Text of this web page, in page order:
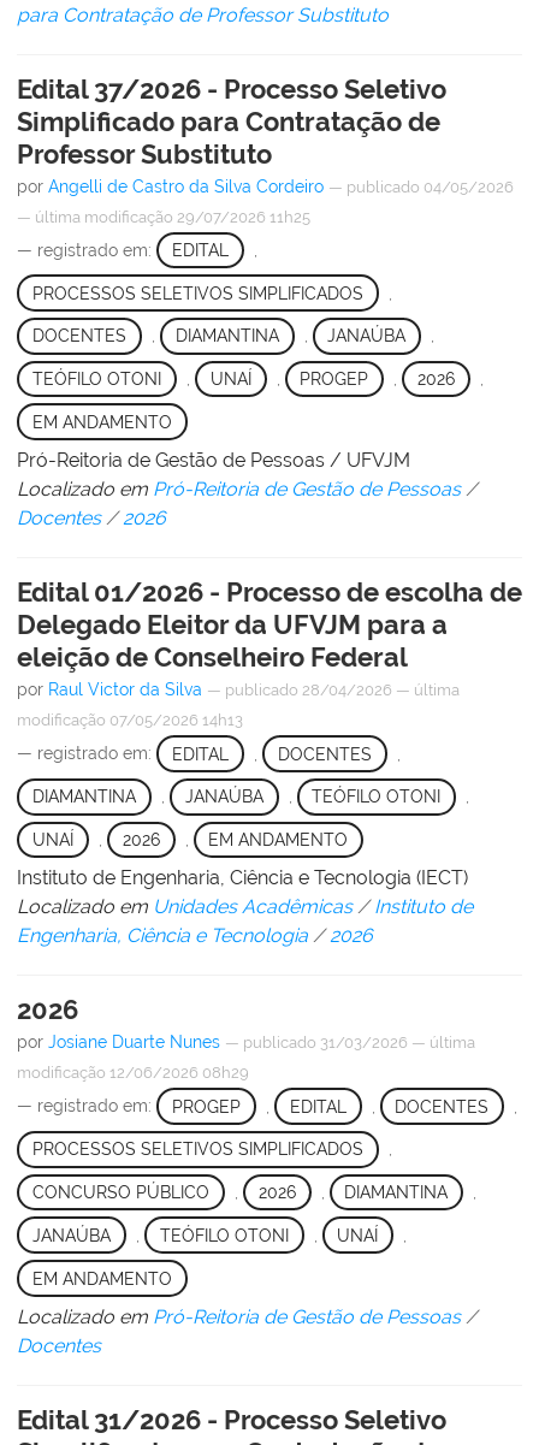
para Contratação de Professor Substituto
Edital 37/2026 - Processo Seletivo
Simplificado para Contratação de
Professor Substituto
por Angelli de Castro da Silva Cordeiro — publicado 04/05/2026
— última modificação 29/07/2026 11h25
— registrado em: EDITAL
PROCESSOS SELETIVOS SIMPLIFICADOS
DOCENTES , DIAMANTINA , JANAÚBA ,
TEÓFILO OTONI UNAÍ PROGEP , 2026
EM ANDAMENTO
Pró-Reitoria de Gestão de Pessoas / UFVJM
Localizado em Pró-Reitoria de Gestão de Pessoas /
Docentes /2026
Edital 01/2026 - Processo de escolha de
Delegado Eleitor da UFVJM para a
eleição de Conselheiro Federal
por Raul Victor da Silva — publicado 28/04/2026 — última
modificação 07/05/2026 14h13
— registrado em: EDITAL DOCENTES
DIAMANTINA , JANAÚBA , TEÓFILO OTONI ,
UNAÍ 2026 EM ANDAMENTO
Instituto de Engenharia, Ciência e Tecnologia (IECT)
Localizado em Unidades Acadêmicas /Instituto de
Engenharia, Ciência e Tecnologia /2026
2026
por Josiane Duarte Nunes — publicado 31/03/2026 — última
modificação 12/06/2026 08h29
— registrado em: PROGEP EDITAL DOCENTES
PROCESSOS SELETIVOS SIMPLIFICADOS ,
CONCURSO PÚBLICO 2026 DIAMANTINA
JANAÚBA TEÓFILO OTONI UNAÍ
EM ANDAMENTO
Localizado em Pró-Reitoria de Gestão de Pessoas /
Docentes
Edital 31/2026 - Processo Seletivo